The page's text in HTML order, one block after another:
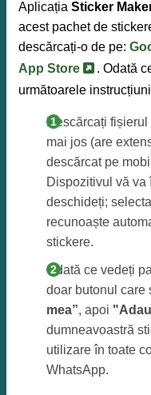
Aplicația Sticker
acest pachet de
descărcați-o de pe:
App Store
. Odată
următoarele
Descărcați
mai jos (are
descărcat pe
Dispozitivul vă va
deschideți;
recunoaște
stickere.
Odată ce vedeți
doar butonul care
mea”, apoi
dumneavoastră
utilizare în toate
WhatsApp.